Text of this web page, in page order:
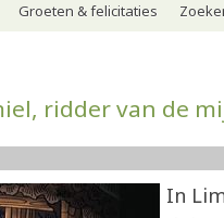
Groeten & felicitaties
ridder van de
In